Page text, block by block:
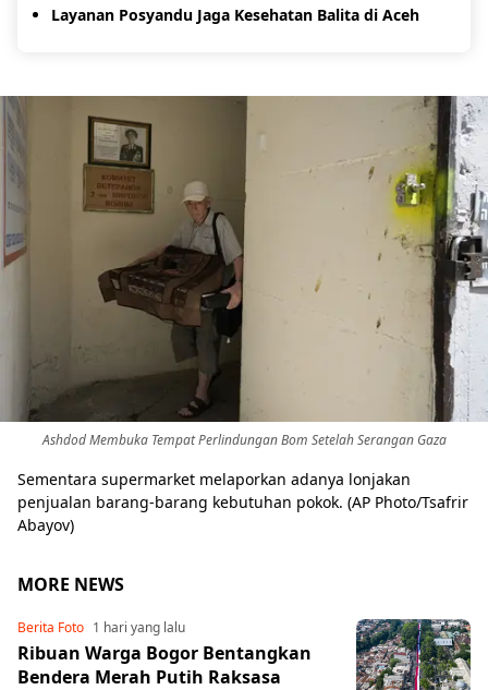
Layanan Posyandu Jaga Kesehatan Balita di Aceh
Ashdod Membuka Tempat Perlindungan Bom Setelah Serangan Gaza
Sementara supermarket melaporkan adanya lonjakan
penjualan barang-barang kebutuhan pokok. (AP Photo/Tsafrir
Abayov)
MORE NEWS
Berita Foto 1 hari yang lalu
Ribuan Warga Bogor Bentangkan
Bendera Merah Putih Raksasa